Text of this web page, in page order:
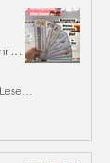
2 Min. Lesezeit